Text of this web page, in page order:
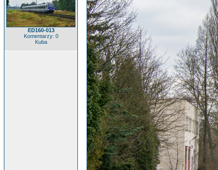
ED160-013
Komentarzy: 0
Kuba